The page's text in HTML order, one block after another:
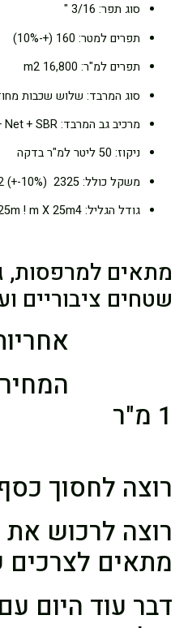
סוג תפר: 3/16 "
תפרים למטר: 160 (+-10%)
תפרים למ"ר: 16,800 m2
סוג המרבד: שלוש שכבות
מרכיב גב המרבד: PP + Net + SBR
ניקוז: 50 ליטר למ"ר בדקה
משקל כולל: 2325 gr/m2 (+-10%)
גודל הגליל: 2m X 25m ! 3m X 25m ! m X 25m4
מתאים למרפסות,
שטחים ציבוריים
אחריות: 3
המחיר
1 מ"ר
רוצה לחסוך
רוצה לרכוש
מתאים לצרכים
דבר עוד היום עם